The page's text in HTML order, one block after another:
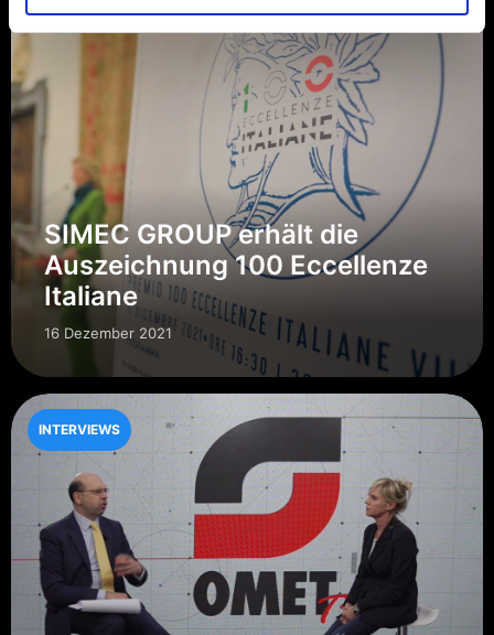
SIMEC GROUP erhält die
Auszeichnung 100 Eccellenze
Italiane
16 Dezember 2021
INTERVIEWS